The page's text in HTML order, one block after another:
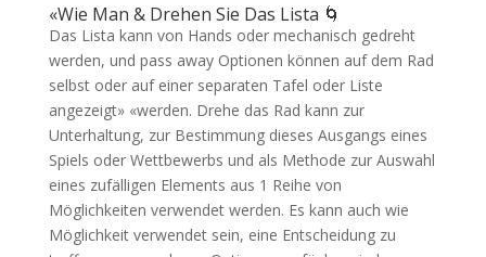
«Wie Man & Drehen Sie Das Lista 🌀
Das Lista kann von Hands oder mechanisch gedreht
werden, und pass away Optionen können auf dem Rad
selbst oder auf einer separaten Tafel oder Liste
angezeigt» «werden. Drehe das Rad kann zur
Unterhaltung, zur Bestimmung dieses Ausgangs eines
Spiels oder Wettbewerbs und als Methode zur Auswahl
eines zufälligen Elements aus 1 Reihe von
Möglichkeiten verwendet werden. Es kann auch wie
Möglichkeit verwendet sein, eine Entscheidung zu